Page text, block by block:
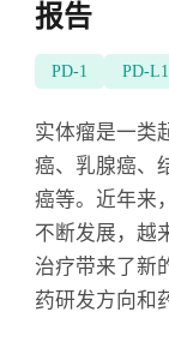
报告
PD-1 PD-L1
实体瘤是一类
癌、乳腺癌、
癌等。近年来
不断发展，越
治疗带来了新
药研发方向和